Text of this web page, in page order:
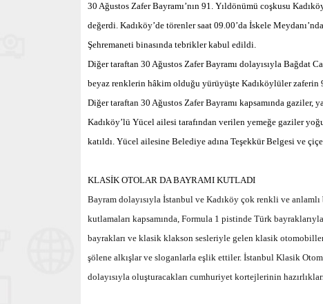
30 Ağustos Zafer Bayramı’nın 91. Yıldönümü coşkusu
değerdi. Kadıköy’de törenler saat 09.00’da İskele
Şehremaneti binasında tebrikler kabul edildi.
Diğer taraftan 30 Ağustos Zafer Bayramı dolayısıyla Bağdat
beyaz renklerin hâkim olduğu yürüyüşte Kadıköylüler zaferin
Diğer taraftan 30 Ağustos Zafer Bayramı kapsamında
Kadıköy’lü Yücel ailesi tarafından verilen yemeğe gaziler
katıldı. Yücel ailesine Belediye adına Teşekkür Belgesi ve
KLASİK OTOLAR DA BAYRAMI KUTLADI
Bayram dolayısıyla İstanbul ve Kadıköy çok renkli ve
kutlamaları kapsamında, Formula 1 pistinde Türk
bayrakları ve klasik klakson sesleriyle gelen klasik
şölene alkışlar ve sloganlarla eşlik ettiler. İstanbul Klasik
dolayısıyla oluşturacakları cumhuriyet kortejlerinin